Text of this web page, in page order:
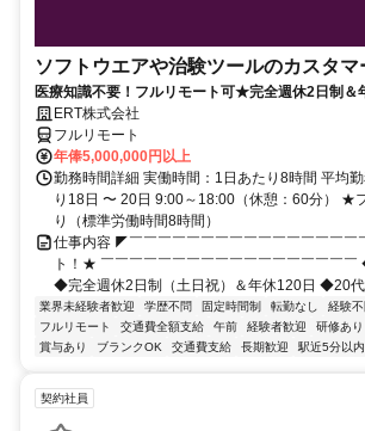
ソフトウエアや治験ツールのカスタマ
医療知識不要！フルリモート可★完全週休2日制＆
ERT株式会社
フルリモート
年俸5,000,000円以上
勤務時間詳細 実働時間：1日あたり8時間 平均
り18日 〜 20日 9:00～18:00（休憩：60分） ★
り（標準労働時間8時間）
仕事内容 ◤￣￣￣￣￣￣￣￣￣￣￣￣￣￣￣
ト！★ ￣￣￣￣￣￣￣￣￣￣￣￣￣￣￣￣￣￣
◆完全週休2日制（土日祝）＆年休120日 ◆20代
業界未経験者歓迎 学歴不問 固定時間制 転勤なし 経験不
フルリモート
交通費全額支給 午前 経験者歓迎 研修あり
賞与あり
ブランクOK 交通費支給 長期歓迎 駅近5分以内
契約社員